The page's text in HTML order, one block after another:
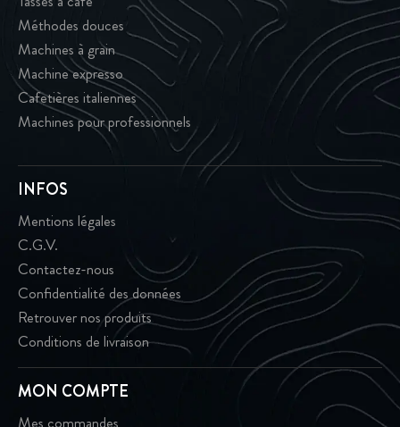
Méthodes douces
Machines à grain
Machine expresso
Cafetières italiennes
Machines pour professionnels
INFOS
Mentions légales
C.G.V.
Contactez-nous
Confidentialité des données
Retrouver nos produits
Conditions de livraison
MON COMPTE
Mes commandes